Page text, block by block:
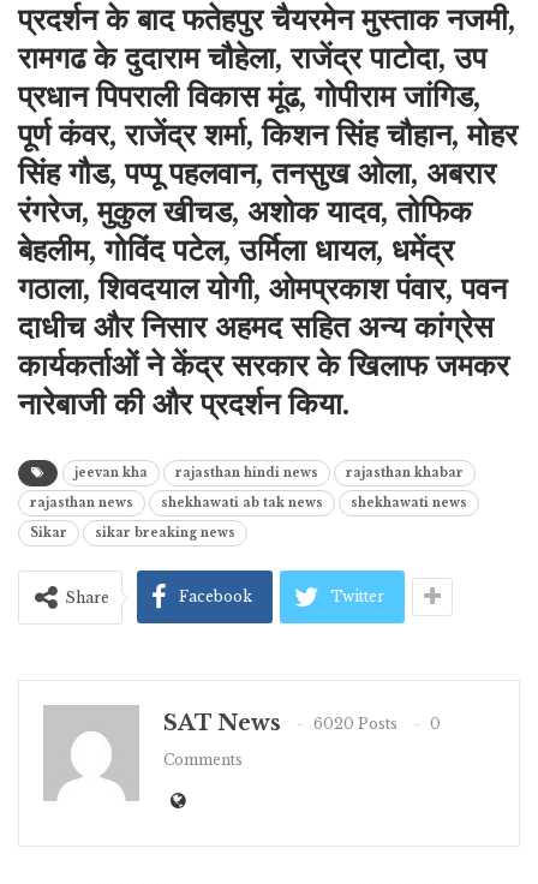
प्रदर्शन के बाद फतेहपुर चैयरमेन मुस्ताक नजमी,
रामगढ के दुदाराम चौहेला, राजेंद्र पाटोदा, उप
प्रधान पिपराली विकास मूंढ, गोपीराम जांगिड,
पूर्ण कंवर, राजेंद्र शर्मा, किशन सिंह चौहान, मोहर
सिंह गौड, पप्पू पहलवान, तनसुख ओला, अबरार
रंगरेज, मुकुल खीचड, अशोक यादव, तोफिक
बेहलीम, गोविंद पटेल, उर्मिला धायल, धमेंद्र
गठाला, शिवदयाल योगी, ओमप्रकाश पंवार, पवन
दाधीच और निसार अहमद सहित अन्य कांग्रेस
कार्यकर्ताओं ने केंद्र सरकार के खिलाफ जमकर
नारेबाजी की और प्रदर्शन किया.
jeevan kha rajasthan hindi news
rajasthan khabar
rajasthan news
shekhawati ab tak news
shekhawati news
Sikar
sikar breaking news
Share Facebook Twitter
SAT News 6020 Posts
0
Comments